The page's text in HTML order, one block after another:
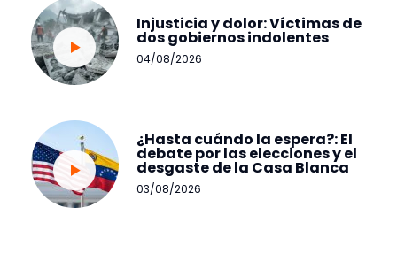
Injusticia y dolor: Víctimas de
dos gobiernos indolentes
04/08/2026
¿Hasta cuándo la espera?: El
debate por las elecciones y el
desgaste de la Casa Blanca
03/08/2026